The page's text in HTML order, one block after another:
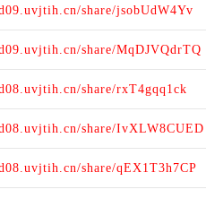
share/jsobUdW4Yv
share/MqDJVQdrTQ
share/rxT4gqq1ck
share/IvXLW8CUED
share/qEX1T3h7CP